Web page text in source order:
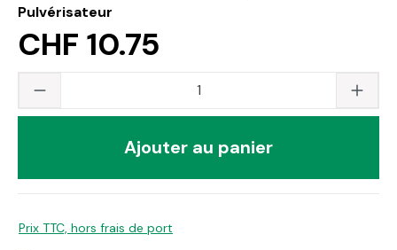
Pulvérisateur
CHF 10.75
Quantité du produit : saisissez la valeur
Ajouter au panier
Prix TTC, hors frais de port